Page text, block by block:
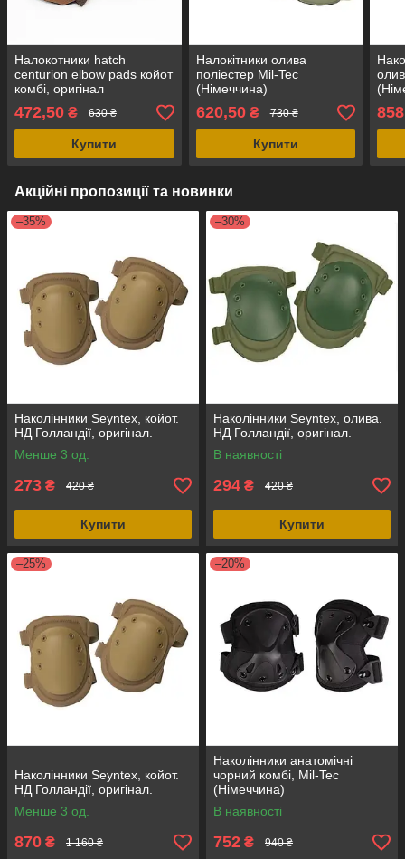
Налокотники hatch
centurion elbow pads койот
комбі, оригінал
(Нідерланди)
472,50 ₴ 630 ₴
Купити
Налокітники олива
поліестер Mil-Tec
(Німеччина)
620,50₴ 730 ₴
Купити
Акційні пропозиції та новинки
–35%
Наколінники Seyntex, койот.
НД Голландії, оригінал.
Менше 3 од.
273 ₴ 420 ₴
Купити
–30%
Наколінники Seyntex, олива.
НД Голландії, оригінал.
В наявності
294 ₴ 420 ₴
Купити
–25%
Наколінники Seyntex, койот.
НД Голландії, оригінал.
Менше 3 од.
870 ₴ 1 160 ₴
–20%
Наколінники анатомічні
чорний комбі, Mil-Tec
(Німеччина)
В наявності
752 ₴ 940 ₴